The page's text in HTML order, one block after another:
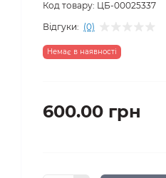
Код товару: ЦБ-00025337
Відгуки: (0)
Немає в наявності
600.00 грн